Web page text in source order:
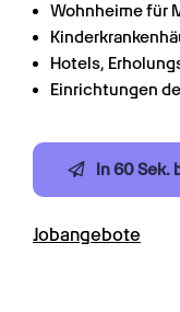
Wohnheime für
Hotels,
Einrichtungen
In 60
Jobangebote